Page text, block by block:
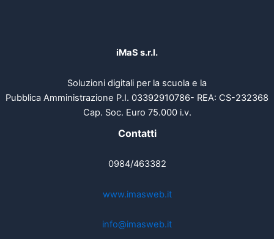
iMaS s.r.l.
Soluzioni digitali per la scuola e la
Pubblica Amministrazione P.I. 03392910786- REA: CS-232368
Cap. Soc. Euro 75.000 i.v.
Contatti
0984/463382
www.imasweb.it
info@imasweb.it